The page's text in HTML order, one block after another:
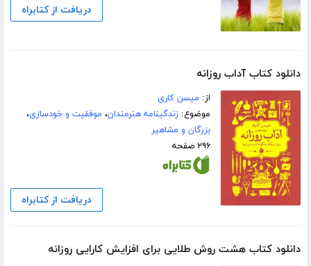
دریافت از کتابراه
دانلود کتاب آداب روزانه
از: میسن کاری
موضوع:زندگینامه هنرمندان، موفقیت و خودسازی،
بزرگان و مشاهیر
۲۹۶ صفحه
دریافت از کتابراه
دانلود کتاب هشت روش طلایی برای افزایش کارایی روزانه